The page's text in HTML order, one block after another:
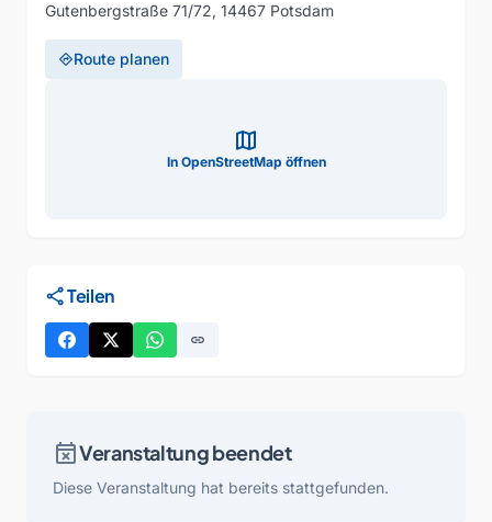
Gutenbergstraße 71/72, 14467 Potsdam
directionsRoute planen
map
In OpenStreetMap öffnen
shareTeilen
link
event_busyVeranstaltung beendet
Diese Veranstaltung hat bereits stattgefunden.